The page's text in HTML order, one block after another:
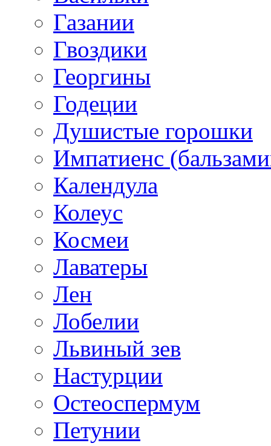
Газании
Гвоздики
Георгины
Годеции
Душистые горошки
Импатиенс
Календула
Колеус
Космеи
Лаватеры
Лен
Лобелии
Львиный зев
Настурции
Остеоспермум
Петунии